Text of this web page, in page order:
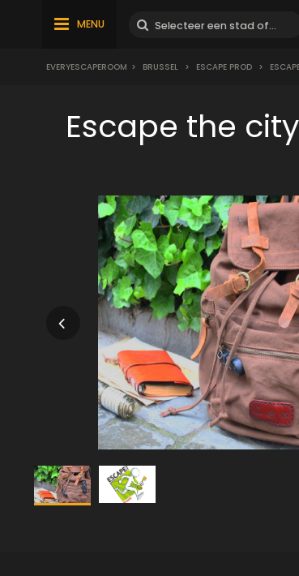
MENU
EVERYESCAPEROOM > BRUSSEL > ESCAPE PROD >
Escape the